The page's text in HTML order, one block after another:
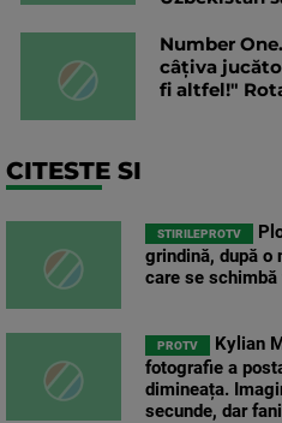
Number
câțiva
fi altfel!"
CITESTE SI
STIRILEPROTV
grindină, după o
care se schimbă
PROTV
Kylian
fotografie a
dimineața.
secunde, dar